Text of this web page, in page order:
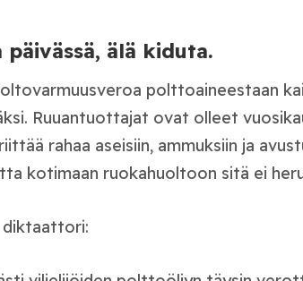
älä kiduta.
polttoaineestaan
Ruuantuottajat ovat olleet
rahaa aseisiin, ammuksiin ja
kotimaan ruokahuoltoon sitä ei
diktaattori: